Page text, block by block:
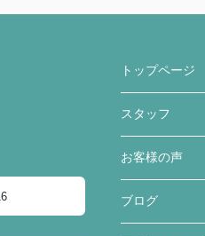
トップページ
スタッフ
お客様の声
ブログ